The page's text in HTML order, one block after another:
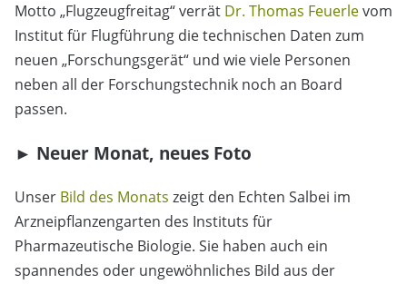
Motto „Flugzeugfreitag“ verrät Dr. Thomas Feuerlevom
Institut für Flugführung die technischen Daten zum
neuen „Forschungsgerät“ und wie viele Personen
neben all der Forschungstechnik noch an Board
passen.
► Neuer Monat, neues Foto
Unser Bild des Monats zeigt den Echten Salbei im
Arzneipflanzengarten des Instituts für
Pharmazeutische Biologie. Sie haben auch ein
spannendes oder ungewöhnliches Bild aus der